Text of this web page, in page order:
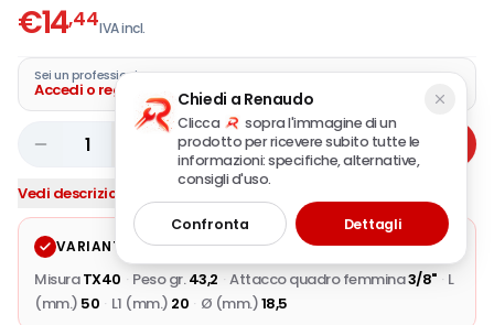
€14,44IVA incl.
Sei un professionista?
Accedi o registra la tua azienda
1 Aggiungi
Vedi descrizione completa
VARIANTE SELEZIONATA Modifica
Misura TX40 · Peso gr. 43,2 · Attacco quadro femmina3/8" · L
(mm.) 50 · L1 (mm.) 20 · Ø (mm.)18,5
Chiedi a Renaudo
Clicca
sopra l'immagine di un
prodotto per ricevere subito tutte le
informazioni: specifiche, alternative,
consigli d'uso.
Confronta Dettagli